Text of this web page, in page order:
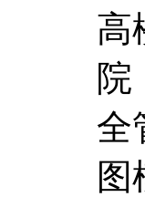
高
院
全
图